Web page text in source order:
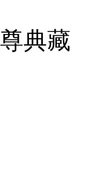
典藏